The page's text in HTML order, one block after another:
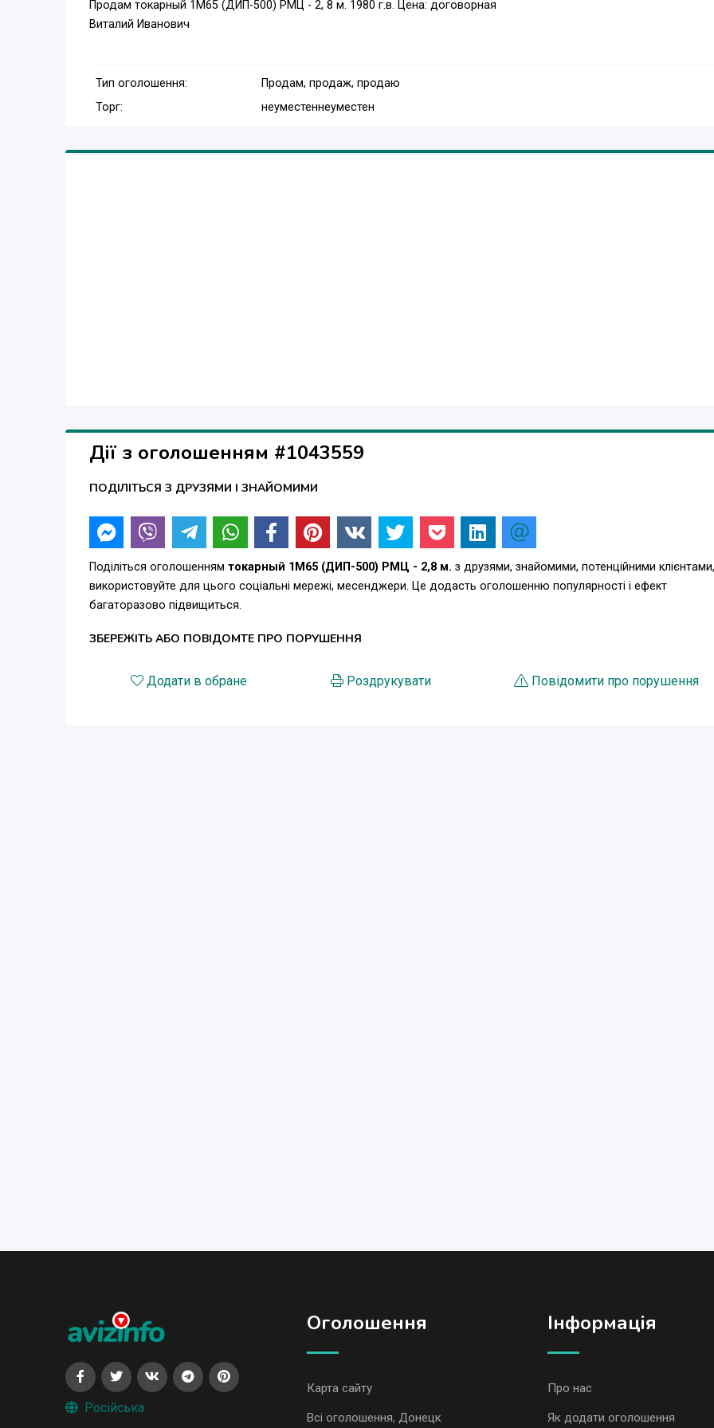
Продам токарный 1М65 (ДИП-500) РМЦ - 2, 8 м. 1980 г.в. Цена: договорная
Виталий Иванович
Тип оголошення:
Продам, продаж, продаю
Торг:
неуместеннеуместен
Дії з оголошенням #1043559
ПОДІЛІТЬСЯ З ДРУЗЯМИ І ЗНАЙОМИМИ
Поділіться оголошенням токарный 1М65 (ДИП-500) РМЦ - 2,8 м. з друзями, знайомими, потенційними клієнтами,
використовуйте для цього соціальні мережі, месенджери. Це додасть оголошенню популярності і ефект
багаторазово підвищиться.
ЗБЕРЕЖІТЬ АБО ПОВІДОМТЕ ПРО ПОРУШЕННЯ
Додати в обране Роздрукувати Повідомити про порушення
Російська
Оголошення
Карта сайту
Всі оголошення, Донецк
Iнформація
Про нас
Як додати оголошення